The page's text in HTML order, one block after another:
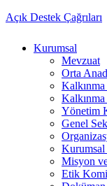
Açık Destek Çağrıları
Kurumsal
Mevzuat
Orta
Kalkınma
Yönetim
Genel
Misyon
Etik